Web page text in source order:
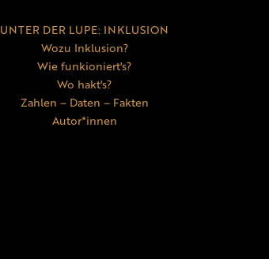
UNTER DER LUPE: INKLUSION
Wozu Inklusion?
Wie funkioniert's?
Wo hakt's?
Zahlen – Daten – Fakten
Autor*innen